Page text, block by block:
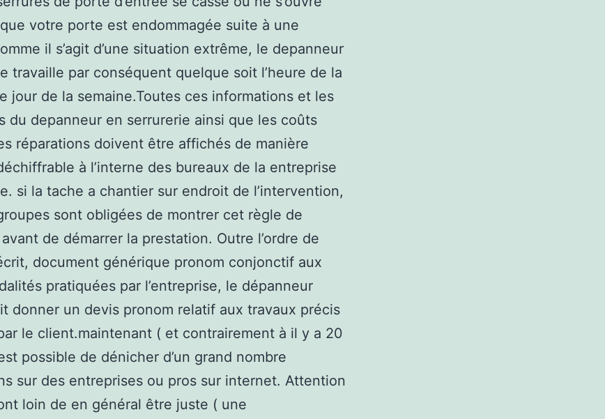
votre porte est endommagée suite à une
il s’agit d’une situation extrême, le depanneur
travaille par conséquent quelque soit l’heure de la
jour de la semaine.Toutes ces informations et les
du depanneur en serrurerie ainsi que les coûts
réparations doivent être affichés de manière
à l’interne des bureaux de la entreprise
si la tache a chantier sur endroit de l’intervention,
sont obligées de montrer cet règle de
de démarrer la prestation. Outre l’ordre de
document générique pronom conjonctif aux
pratiquées par l’entreprise, le dépanneur
donner un devis pronom relatif aux travaux précis
le client.maintenant ( et contrairement à il y a 20
possible de dénicher d’un grand nombre
sur des entreprises ou pros sur internet. Attention
loin de en général être juste ( une